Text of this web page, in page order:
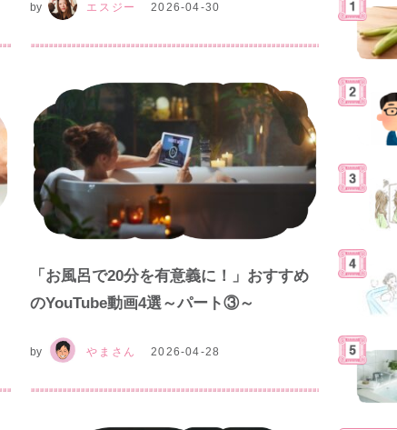
by エスジー 2026-04-30
「お風呂で20分を有意義に！」おすすめ
のYouTube動画4選～パート③～
by やまさん 2026-04-28